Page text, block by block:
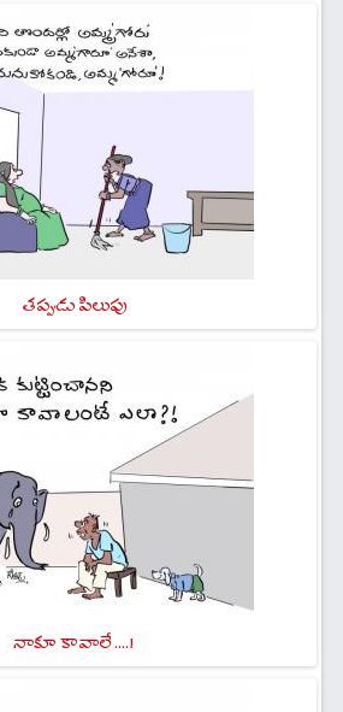
తప్పుడు పిలుపు
నాకూ కావాలే ....!